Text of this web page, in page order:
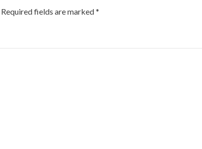
Required fields are marked*